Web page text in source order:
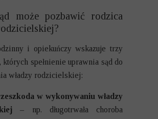
może pozbawić rodzica
i opiekuńczy wskazuje trzy
których spełnienie uprawnia sąd do
władzy rodzicielskiej:
w wykonywaniu władzy
– np. długotrwała choroba